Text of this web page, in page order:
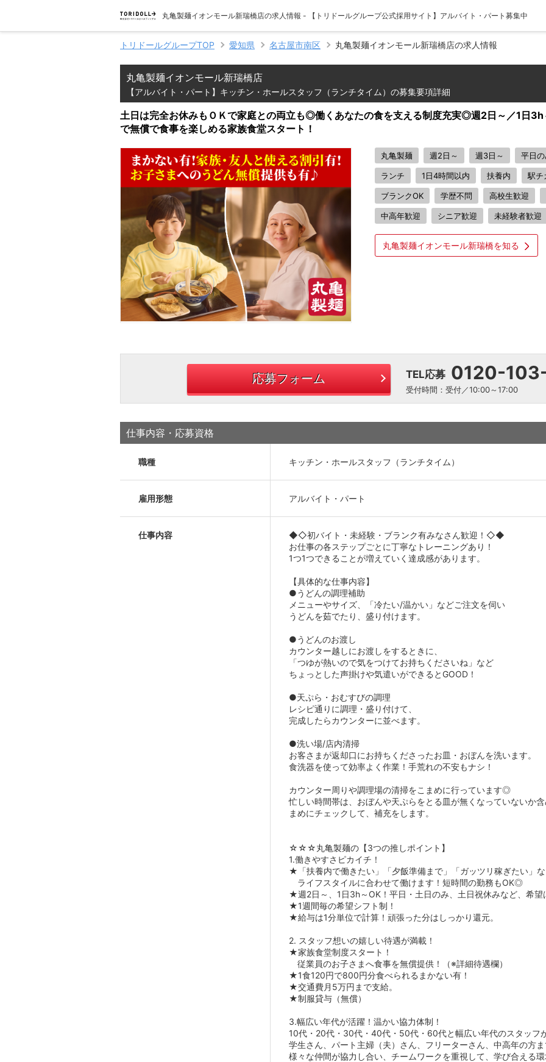
丸亀製麺イオンモール新瑞橋店の求人情報 - 【トリドールグループ公式採用サイト】アルバイト・パート募集中
トリドールグループTOP 愛知県 名古屋市南区 丸亀製麺イオンモール新瑞橋店の求人情報
丸亀製麺イオンモール新瑞橋店
【アルバイト・パート】キッチン・ホールスタッフ（ランチタイム）の募集要項詳細
土日は完全お休みもＯＫで家庭との両立も◎働くあなたの食を支える制度充実◎週2日～／1日
で無償で食事を楽しめる家族食堂スタート！
丸亀製麺 週2日～ 週3日～ 平日
ランチ 1日4時間以内 扶養内 駅チ
ブランクOK 学歴不問 高校生歓迎
中高年歓迎 シニア歓迎 未経験者歓迎
丸亀製麺イオンモール新瑞橋を知る
応募フォーム TEL応募 0120-
受付時間：受付／10:00～17:00
仕事内容・応募資格
職種 キッチン・ホールスタッフ（ランチタイム）
雇用形態 アルバイト・パート
仕事内容
◆◇初バイト・未経験・ブランク有みなさん歓迎！◇◆
お仕事の各ステップごとに丁寧なトレーニングあり！
1つ1つできることが増えていく達成感があります。
【具体的な仕事内容】
●うどんの調理補助
メニューやサイズ、「冷たい/温かい」などご注文を伺い
うどんを茹でたり、盛り付けます。
●うどんのお渡し
カウンター越しにお渡しをするときに、
「つゆが熱いので気をつけてお持ちくださいね」など
ちょっとした声掛けや気遣いができるとGOOD！
●天ぷら・おむすびの調理
レシピ通りに調理・盛り付けて、
完成したらカウンターに並べます。
●洗い場/店内清掃
お客さまが返却口にお持ちくださったお皿・おぼんを洗います。
食洗器を使って効率よく作業！手荒れの不安もナシ！
カウンター周りや調理場の清掃をこまめに行っています◎
忙しい時間帯は、おぼんや天ぷらをとる皿が無くなっていないか
まめにチェックして、補充をします。
☆☆☆丸亀製麺の【3つの推しポイント】
1.働きやすさピカイチ！
★「扶養内で働きたい」「夕飯準備まで」「ガッツリ稼ぎたい」
ライフスタイルに合わせて働けます！短時間の勤務もOK◎
★週2日～、1日3h～OK！平日・土日のみ、土日祝休みなど、希望
★1週間毎の希望シフト制！
★給与は1分単位で計算！頑張った分はしっかり還元。
2. スタッフ想いの嬉しい待遇が満載！
★家族食堂制度スタート！
従業員のお子さまへ食事を無償提供！（※詳細待遇欄）
★1食120円で800円分食べられるまかない有！
★交通費月5万円まで支給。
★制服貸与（無償）
3.幅広い年代が活躍！温かい協力体制！
10代・20代・30代・40代・50代・60代と幅広い年代のスタッフ
学生さん、パート主婦（夫）さん、フリーターさん、中高年の方
様々な仲間が協力し合い、チームワークを重視して、学び合える